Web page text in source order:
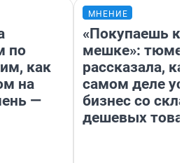
по
как
на
—
МНЕНИЕ
«Покупаешь
мешке»:
рассказала,
самом деле
бизнес со
дешевых